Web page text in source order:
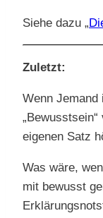
Siehe dazu „
Zuletzt:
Wenn Jemand
eigenen Satz
Was wäre,
mit bewusst